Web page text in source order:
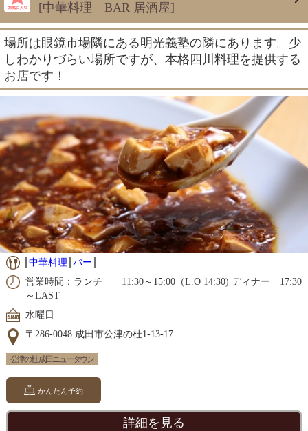
[中華料理 BAR 居酒屋]
場所は眼鏡市場隣にある明光義塾の隣にあります。少
しわかりづらい場所ですが、本格四川料理を提供する
お店です！
中華料理 バー
営業時間：ランチ 11:30～15:00（L.O 14:30) ディナー 17:30
～LAST
水曜日
〒286-0048 成田市公津の杜1-13-17
公津の杜 成田ニュータウン
かんたん予約
詳細を見る